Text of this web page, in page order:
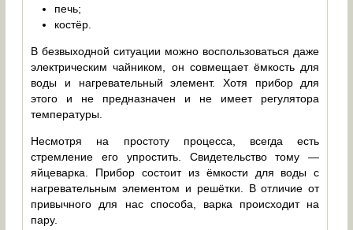
печь;
костёр.
В безвыходной ситуации можно воспользоваться даже
электрическим чайником, он совмещает ёмкость для
воды и нагревательный элемент. Хотя прибор для
этого и не предназначен и не имеет регулятора
температуры.
Несмотря на простоту процесса, всегда есть
стремление его упростить. Свидетельство тому —
яйцеварка. Прибор состоит из ёмкости для воды с
нагревательным элементом и решётки. В отличие от
привычного для нас способа, варка происходит на
пару.